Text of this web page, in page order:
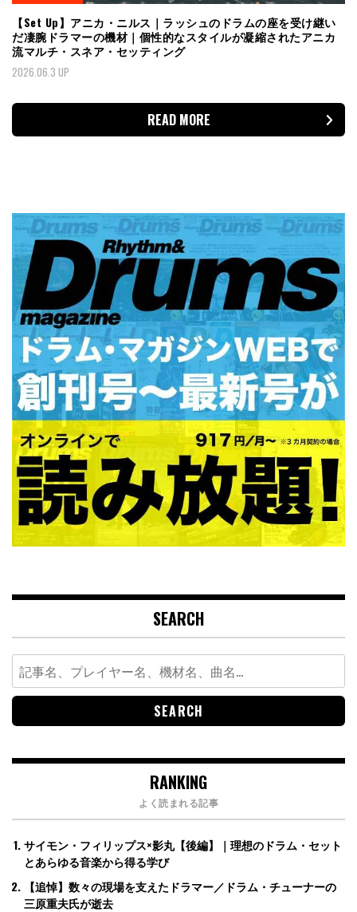
【Set Up】アニカ・ニルス｜ラッシュのドラムの座を受け継い
だ凄腕ドラマーの機材｜個性的なスタイルが凝縮されたアニカ
流マルチ・スネア・セッティング
2026.06.3 UP
READ MORE
SEARCH
Search
for:
RANKING
よく読まれる記事
サイモン・フィリップス×影丸【後編】｜理想のドラム・セット
とあらゆる音楽から得る学び
【追悼】数々の現場を支えたドラマー／ドラム・チューナーの
三原重夫氏が逝去